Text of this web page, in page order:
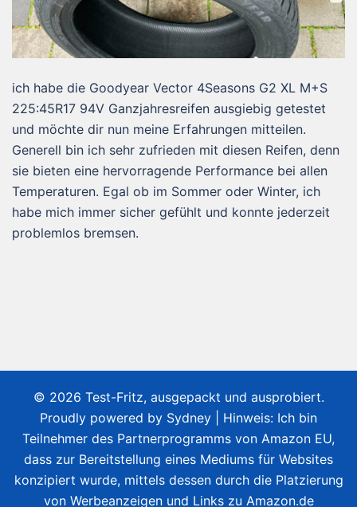
ich habe die Goodyear Vector 4Seasons G2 XL M+S
225:45R17 94V Ganzjahresreifen ausgiebig getestet
und möchte dir nun meine Erfahrungen mitteilen.
Generell bin ich sehr zufrieden mit diesen Reifen, denn
sie bieten eine hervorragende Performance bei allen
Temperaturen. Egal ob im Sommer oder Winter, ich
habe mich immer sicher gefühlt und konnte jederzeit
problemlos bremsen.
© 2026 Test-Fritz, ausgepackt und ausprobiert.
Proudly powered by Sydney | Hinweis: Ich bin
Teilnehmer des Partnerprogramms von Amazon EU,
dass zur Bereitstellung eines Mediums für Websites
konzipiert wurde, mittels dessen durch die Platzierung
von Werbeanzeigen und Links zu Amazon.de